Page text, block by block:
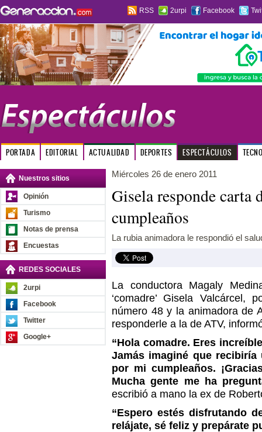
RSS 2urpi Facebook
PORTADA EDITORIAL ACTUALIDAD DEPORTES ESPECTÁCULOS
Nuestros sitios
Opinión
Turismo
Notas de prensa
Encuestas
REDES SOCIALES
2urpi
Facebook
Twitter
Google+
Miércoles 26 de enero 2011
Gisela responde carta
cumpleaños
La rubia animadora le respondió el
La conductora Magaly
‘comadre’ Gisela Valcárcel,
número 48 y la animadora de
responderle a la de ATV,
“Hola comadre. Eres
Jamás imaginé que
por mi cumpleaños.
Mucha gente me ha
escribió a mano la ex de
“Espero estés disfrutando
relájate, sé feliz y prepárate